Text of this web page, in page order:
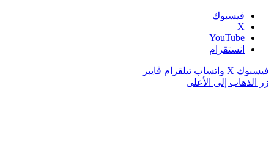
فيسبوك
‫X
‫YouTube
انستقرام
فيسبوك ‫X واتساب تيلقرام ڤايبر
زر الذهاب إلى الأعلى